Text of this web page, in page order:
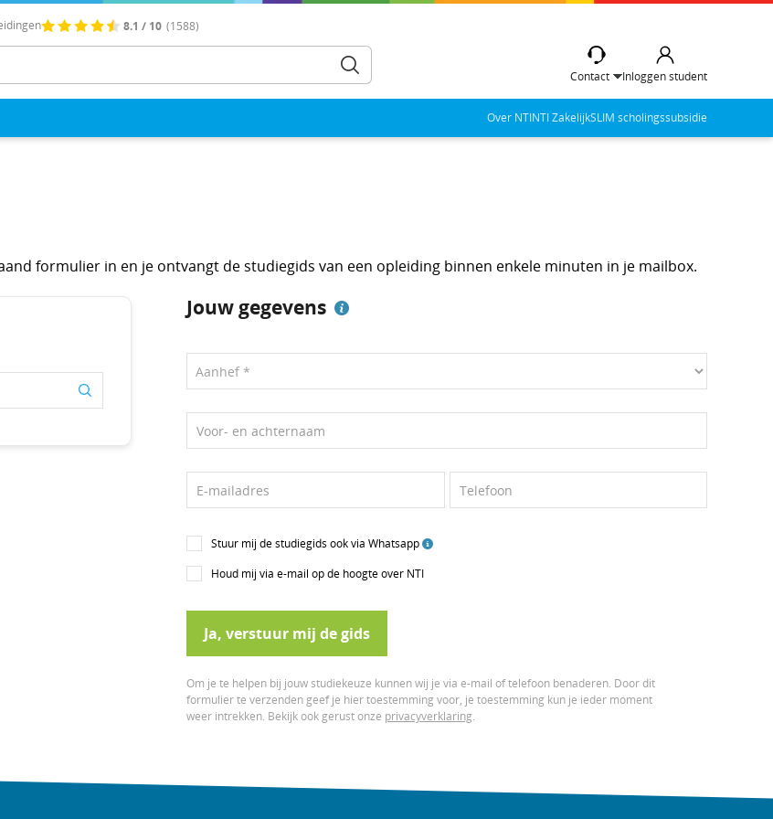
8.1 / 10 (1588)
Contact Inloggen student
Over NTINTI ZakelijkSLIM scholingssubsidie
formulier in en je ontvangt de studiegids van een opleiding binnen enkele minuten in je mailbox.
Jouw gegevens
Voor- en achternaam
E-mailadres Telefoon
Stuur mij de studiegids ook via Whatsapp
Houd mij via e-mail op de hoogte over NTI
Ja, verstuur mij de gids
Om je te helpen bij jouw studiekeuze kunnen wij je via e-mail of telefoon benaderen. Door dit
formulier te verzenden geef je hier toestemming voor, je toestemming kun je ieder moment
weer intrekken. Bekijk ook gerust onze privacyverklaring.